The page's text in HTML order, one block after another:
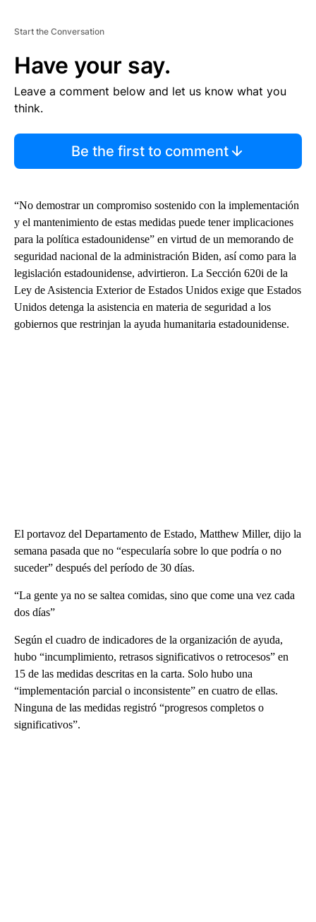
Start the Conversation
Have your say.
Leave a comment below and let us know what you
think.
Be the first to comment
“No demostrar un compromiso sostenido con la implementación
y el mantenimiento de estas medidas puede tener implicaciones
para la política estadounidense” en virtud de un memorando de
seguridad nacional de la administración Biden, así como para la
legislación estadounidense, advirtieron. La Sección 620i de la
Ley de Asistencia Exterior de Estados Unidos exige que Estados
Unidos detenga la asistencia en materia de seguridad a los
gobiernos que restrinjan la ayuda humanitaria estadounidense.
El portavoz del Departamento de Estado, Matthew Miller, dijo la
semana pasada que no “especularía sobre lo que podría o no
suceder” después del período de 30 días.
“La gente ya no se saltea comidas, sino que come una vez cada
dos días”
Según el cuadro de indicadores de la organización de ayuda,
hubo “incumplimiento, retrasos significativos o retrocesos” en
15 de las medidas descritas en la carta. Solo hubo una
“implementación parcial o inconsistente” en cuatro de ellas.
Ninguna de las medidas registró “progresos completos o
significativos”.